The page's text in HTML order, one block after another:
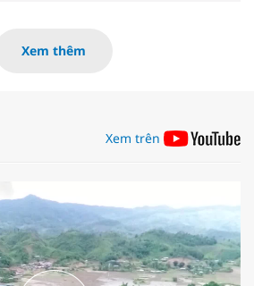
Xem thêm
Xem trên